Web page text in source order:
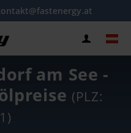
am See -
(PLZ: